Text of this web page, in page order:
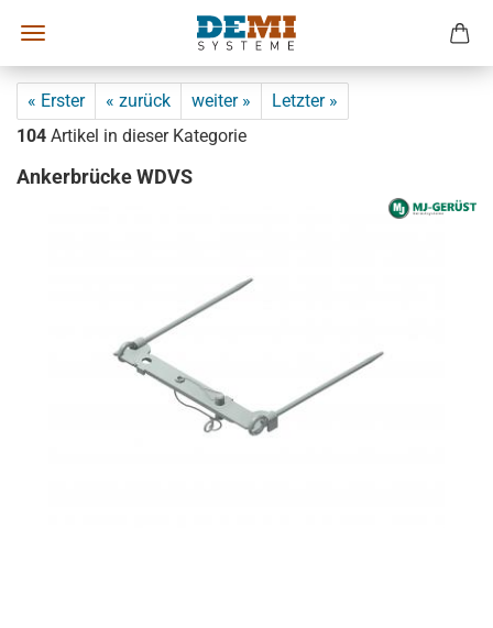
« Erster « zurück weiter »
Letzter »
104 Artikel in dieser Kategorie
Ankerbrücke WDVS